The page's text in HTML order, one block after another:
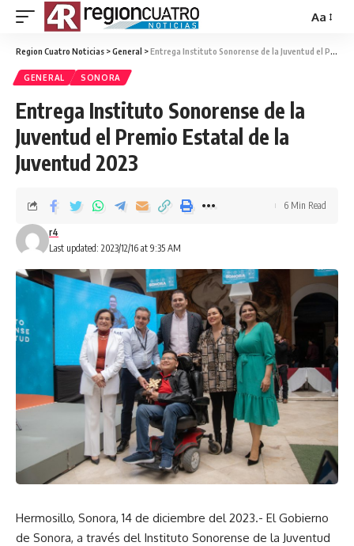
Aa
Region Cuatro Noticias >General >Entrega Instituto Sonorense de la Juventud el Premio Estatal de la Juventud 2023
GENERAL SONORA
Entrega Instituto Sonorense de la
Juventud el Premio Estatal de la
Juventud 2023
Last updated: 2023/12/16 at 9:35 AM
r4
6 Min Read
Hermosillo, Sonora, 14 de diciembre del 2023.- El Gobierno
de Sonora, a través del Instituto Sonorense de la Juventud